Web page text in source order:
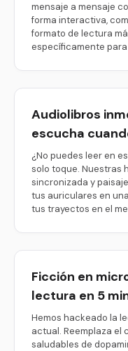
mensaje a mensaje
forma interactiva,
formato de lectura
específicamente para
Audiolibros
escucha
¿No puedes leer en
solo toque. Nuestras
sincronizada y
tus auriculares en
tus trayectos en el
Ficción en
lectura en 5
Hemos hackeado la
actual. Reemplaza el
saludables de